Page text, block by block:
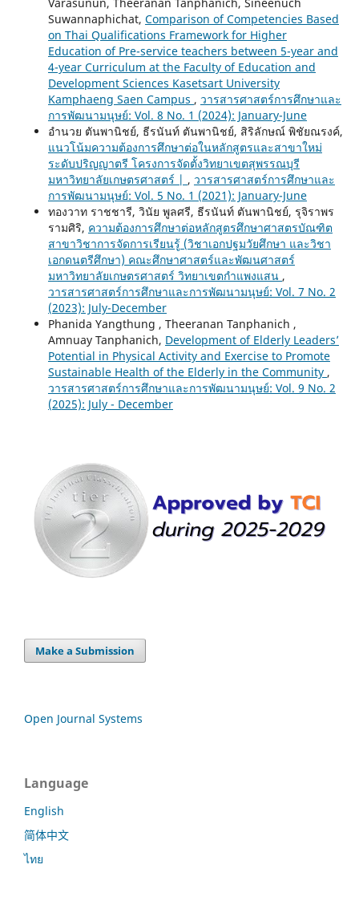
Varasunun, Theeranan Tanphanich, Sineenuch
Suwannaphichat, Comparison of Competencies Based
on Thai Qualifications Framework for Higher
Education of Pre-service teachers between 5-year and
4-year Curriculum at the Faculty of Education and
Development Sciences Kasetsart University
Kamphaeng Saen Campus , วารสารศาสตร์การศึกษาและ
การพัฒนามนุษย์: Vol. 8 No. 1 (2024): January-June
อำนวย ตันพานิชย์, ธีรนันท์ ตันพานิชย์, สิริลักษณ์ พิชัยณรงค์,
แนวโน้มความต้องการศึกษาต่อในหลักสูตรและสาขาใหม่
ระดับปริญญาตรี โครงการจัดตั้งวิทยาเขตสุพรรณบุรี
มหาวิทยาลัยเกษตรศาสตร์ | , วารสารศาสตร์การศึกษาและ
การพัฒนามนุษย์: Vol. 5 No. 1 (2021): January-June
ทองวาท ราชชารี, วินัย พูลศรี, ธีรนันท์ ตันพานิชย์, รุจิราพร
รามศิริ, ความต้องการศึกษาต่อหลักสูตรศึกษาศาสตรบัณฑิต
สาขาวิชาการจัดการเรียนรู้ (วิชาเอกปฐมวัยศึกษา และวิชา
เอกดนตรีศึกษา) คณะศึกษาศาสตร์และพัฒนศาสตร์
มหาวิทยาลัยเกษตรศาสตร์ วิทยาเขตกำแพงแสน ,
วารสารศาสตร์การศึกษาและการพัฒนามนุษย์: Vol. 7 No. 2
(2023): July-December
Phanida Yangthung , Theeranan Tanphanich ,
Amnuay Tanphanich, Development of Elderly Leaders’
Potential in Physical Activity and Exercise to Promote
Sustainable Health of the Elderly in the Community ,
วารสารศาสตร์การศึกษาและการพัฒนามนุษย์: Vol. 9 No. 2
(2025): July - December
Make a Submission
Open Journal Systems
Language
English
简体中文
ไทย